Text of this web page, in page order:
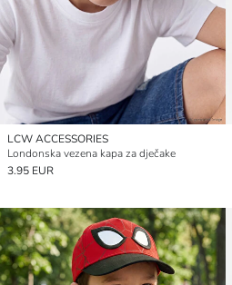
LCW ACCESSORIES
Londonska vezena kapa za dječake
3.95 EUR